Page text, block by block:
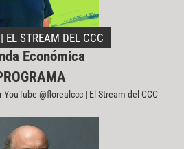
EL STREAM DEL CCC
Económica
@florealccc | El Stream del CCC